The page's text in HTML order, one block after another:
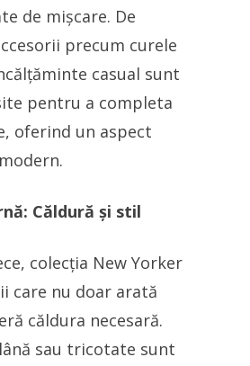
de mișcare. De
precum curele
casual sunt
pentru a completa
oferind un aspect
Căldură și stil
colecția New Yorker
care nu doar arată
căldura necesară.
sau tricotate sunt